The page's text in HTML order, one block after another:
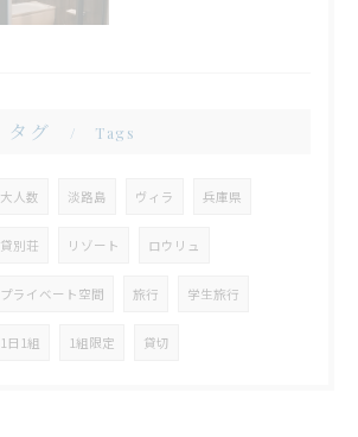
タグ Tags
大人数 淡路島 ヴィラ 兵庫県
貸別荘 リゾート ロウリュ
プライベート空間 旅行 学生旅行
1日1組 1組限定 貸切